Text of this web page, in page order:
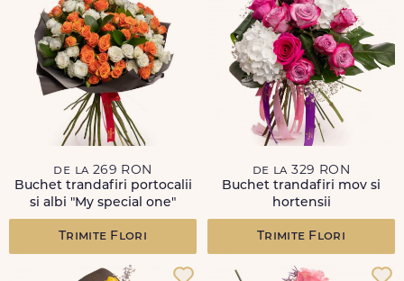
de la 269 RON
Buchet trandafiri portocalii
si albi "My special one"
Trimite Flori
de la 329 RON
Buchet trandafiri mov si
hortensii
Trimite Flori